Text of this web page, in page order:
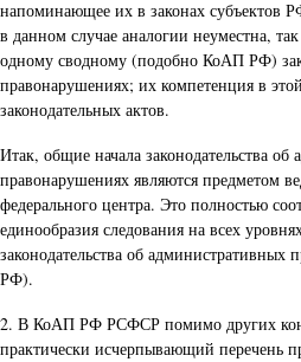
напоминающее их в законах субъектов
в данном случае аналогии неуместна,
одному сводному (подобно КоАП РФ)
правонарушениях; их компетенция в
законодательных актов.
Итак, общие начала законодательства
правонарушениях являются предметом
федерального центра. Это полностью
единообразия следования на всех
законодательства об
РФ).
2. В КоАП РФ РСФСР помимо других
практически исчерпывающий перечень